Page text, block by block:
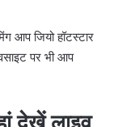
आप जियो हॉटस्टार
पर भी आप